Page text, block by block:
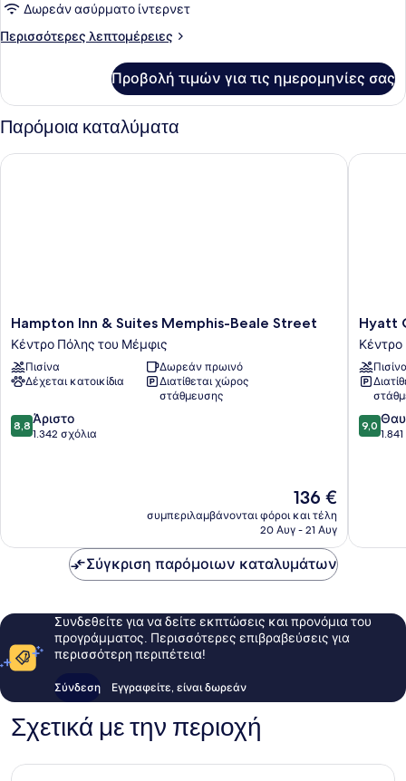
Δωρεάν ασύρματο ίντερνετ
Περισσότερες λεπτομέρειες
Περισσότερες
Room
with
Two
Queen
Beds
Προβολή τιμών για τις ημερομηνίες σας
Παρόμοια καταλύματα
Hampton
Inn
&
Suites
Memphis-
Street
Κέντρο
Hampton Inn & Suites Memphis-Beale Street
Κέντρο Πόλης του Μέμφις
Πισίνα
Δωρεάν πρωινό
Δέχεται κατοικίδια
Διατίθεται χώρος
στάθμευσης
8.8
στα
8,8 Άριστο
1.342 σχόλια
Η
τιμή
είναι
136 €
συμπεριλαμβάνονται φόροι και τέλη
20 Αυγ - 21 Αυγ
Hampton Inn & Suites Memphis-Beale Street
Hyatt
Centric
Beale
Street
Κέντρο
Πόλης
του
Hyatt
9.0
στα
9,0
Hyatt
Σύγκριση παρόμοιων καταλυμάτων
Συνδεθείτε για να δείτε εκπτώσεις και προνόμια του
προγράμματος. Περισσότερες επιβραβεύσεις για
περισσότερη περιπέτεια!
Σύνδεση Εγγραφείτε, είναι δωρεάν
Σχετικά με την περιοχή